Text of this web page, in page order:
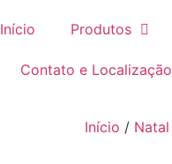
Início Produtos
Contato e Localização
Início / Natal